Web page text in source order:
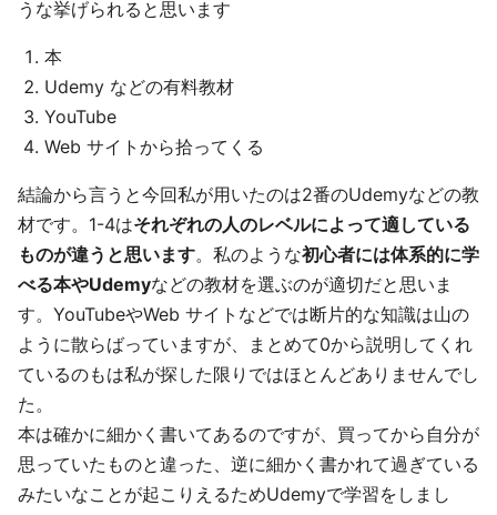
うな挙げられると思います
本
Udemy などの有料教材
YouTube
Web サイトから拾ってくる
結論から言うと今回私が用いたのは2番のUdemyなどの教
材です。1-4はそれぞれの人のレベルによって適している
ものが違うと思います。私のような初心者には体系的に学
べる本やUdemyなどの教材を選ぶのが適切だと思いま
す。YouTubeやWeb サイトなどでは断片的な知識は山の
ように散らばっていますが、まとめて0から説明してくれ
ているのもは私が探した限りではほとんどありませんでし
た。
本は確かに細かく書いてあるのですが、買ってから自分が
思っていたものと違った、逆に細かく書かれて過ぎている
みたいなことが起こりえるためUdemyで学習をしまし